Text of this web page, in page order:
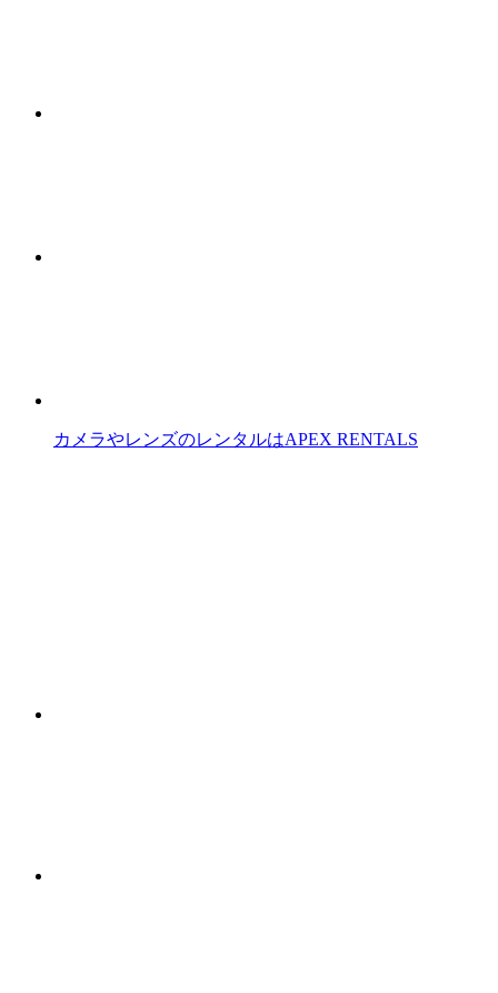
カメラやレンズのレンタルはAPEX RENTALS